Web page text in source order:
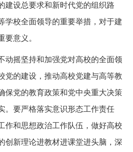
建设总要求和新时代党的组织路
学校全面领导的重要举措，对于建
要意义。
动摇坚持和加强党对高校的全面领
党的建设，推动高校党建与高等教
保党的教育政策和党中央重大决策
。要严格落实意识形态工作责任
作和思想政治工作队伍，做好高校
创新理论进教材进课堂进头脑，深